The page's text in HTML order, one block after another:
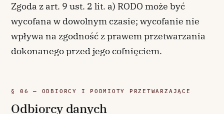
Zgoda z art. 9 ust. 2 lit. a) RODO może być
wycofana w dowolnym czasie; wycofanie nie
wpływa na zgodność z prawem przetwarzania
dokonanego przed jego cofnięciem.
§ 06 — ODBIORCY I PODMIOTY PRZETWARZAJĄCE
Odbiorcy danych